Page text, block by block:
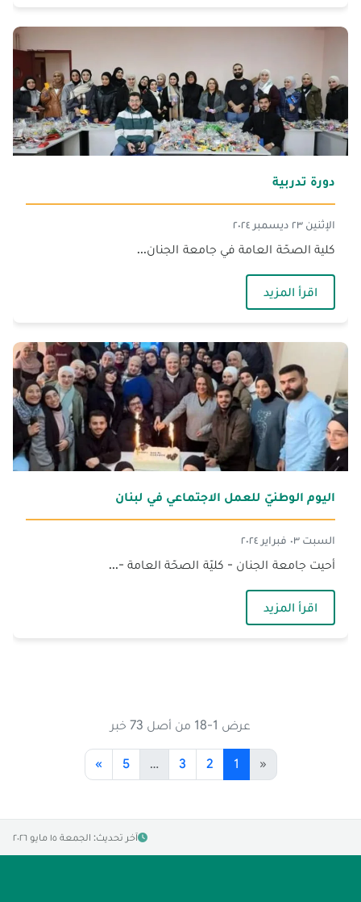
دورة تدربية
الإثنين ٢٣ ديسمبر ٢٠٢٤
كلية الصحّة العامة في جامعة الجنان...
اقرأ المزيد— دورة تدربية
اليوم الوطنيّ للعمل الاجتماعي في لبنان
السبت ٠٣ فبراير ٢٠٢٤
أحيت جامعة الجنان - كليّة الصحّة العامة -...
اقرأ المزيد— اليوم الوطنيّ للعمل الاجتماعي في لبنان
عرض 1-18 من أصل 73 خبر
«
1
2
3
…
5
»
آخر تحديث: الجمعة ١٥ مايو ٢٠٢٦